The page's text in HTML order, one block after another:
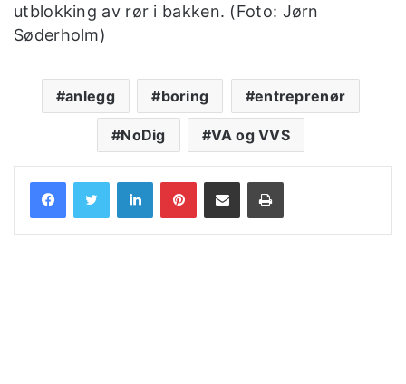
utblokking av rør i bakken. (Foto: Jørn
Søderholm)
anlegg boring entreprenør
NoDig VA og VVS
LinkedInPinterestShare via Email Print